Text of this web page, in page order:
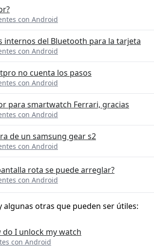
con Android
internos del Bluetooth para la tarjeta
con Android
no cuenta los pasos
con Android
para smartwatch Ferrari, gracias
con Android
de un samsung gear s2
con Android
rota se puede arreglar?
con Android
otras que pueden ser útiles:
I unlock my watch
con Android